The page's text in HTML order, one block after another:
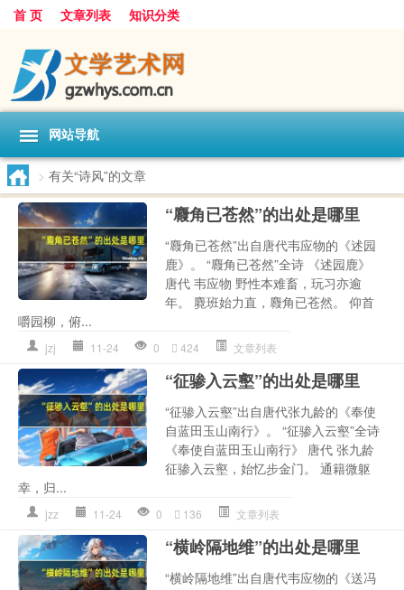
首 页 文章列表 知识分类
网站导航
> 有关“诗风”的文章
“麚角已苍然”的出处是哪里
“麚角已苍然”出自唐代韦应物的《述园
鹿》。 “麚角已苍然”全诗 《述园鹿》
唐代 韦应物 野性本难畜，玩习亦逾
年。 麑班始力直，麚角已苍然。 仰首
嚼园柳，俯...
jzj 11-24 0 424 文章列表
“征骖入云壑”的出处是哪里
“征骖入云壑”出自唐代张九龄的《奉使
自蓝田玉山南行》。 “征骖入云壑”全诗
《奉使自蓝田玉山南行》 唐代 张九龄
征骖入云壑，始忆步金门。 通籍微躯
幸，归...
jzz 11-24 0 136 文章列表
“横岭隔地维”的出处是哪里
“横岭隔地维”出自唐代韦应物的《送冯